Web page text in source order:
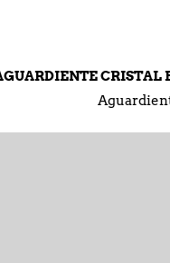
750 ML